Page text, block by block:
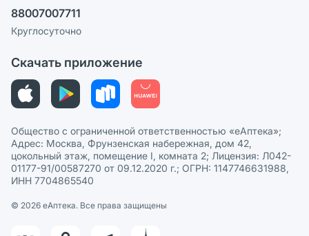
Пользовательское соглашение
Политика рекомендаций
Этика и соответствие
Политика в отношении обработки персональных данных
88007007711
Круглосуточно
Скачать приложение
Общество с ограниченной ответственностью «еАптека»;
Адрес: Москва, Фрунзенская набережная, дом 42,
цокольный этаж, помещение I, комната 2; Лицензия: Л042-
01177-91/00587270 от 09.12.2020 г.; ОГРН: 1147746631988,
ИНН 7704865540
© 2026 eАптека. Все права защищены